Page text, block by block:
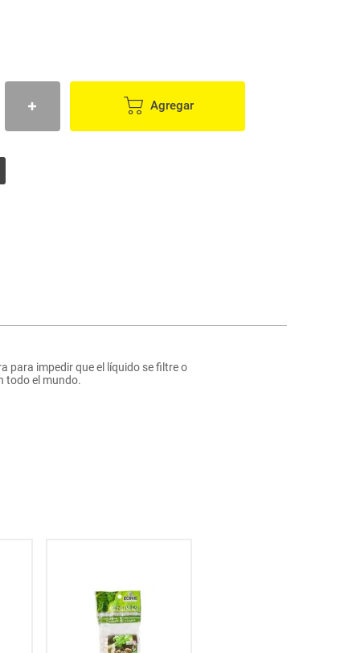
Agregar
para impedir que el líquido se filtre o
todo el mundo.